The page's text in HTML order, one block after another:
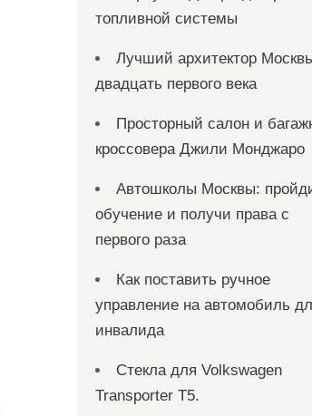
топливной системы
Лучший архитектор
двадцать первого века
Просторный салон и
кроссовера Джили Монджаро
Автошколы Москвы:
обучение и получи права с
первого раза
Как поставить ручное
управление на автомобиль
инвалида
Стекла для Volkswagen
Transporter T5.